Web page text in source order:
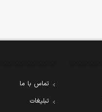
تماس با ما
تبلیغات